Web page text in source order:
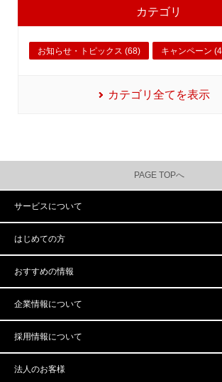
カテゴリ
お知らせ・トピックス (68) キャンペーン
カテゴリ全てを表示
PAGE TOPへ
サービスについて
はじめての方
おすすめの情報
企業情報について
採用情報について
法人のお客様